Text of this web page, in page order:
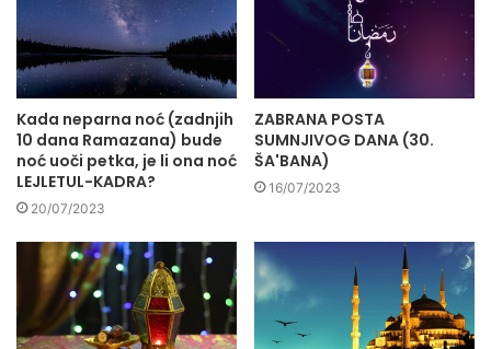
Kada neparna noć (zadnjih
10 dana Ramazana) bude
noć uoči petka, je li ona noć
LEJLETUL-KADRA?
20/07/2023
ZABRANA POSTA
SUMNJIVOG DANA (30.
ŠA'BANA)
16/07/2023